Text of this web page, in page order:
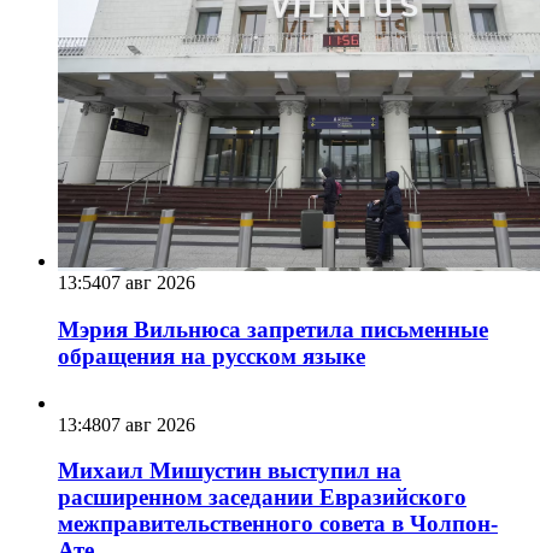
13:5407 авг 2026
Мэрия Вильнюса запретила письменные
обращения на русском языке
13:4807 авг 2026
Михаил Мишустин выступил на
расширенном заседании Евразийского
межправительственного совета в Чолпон-